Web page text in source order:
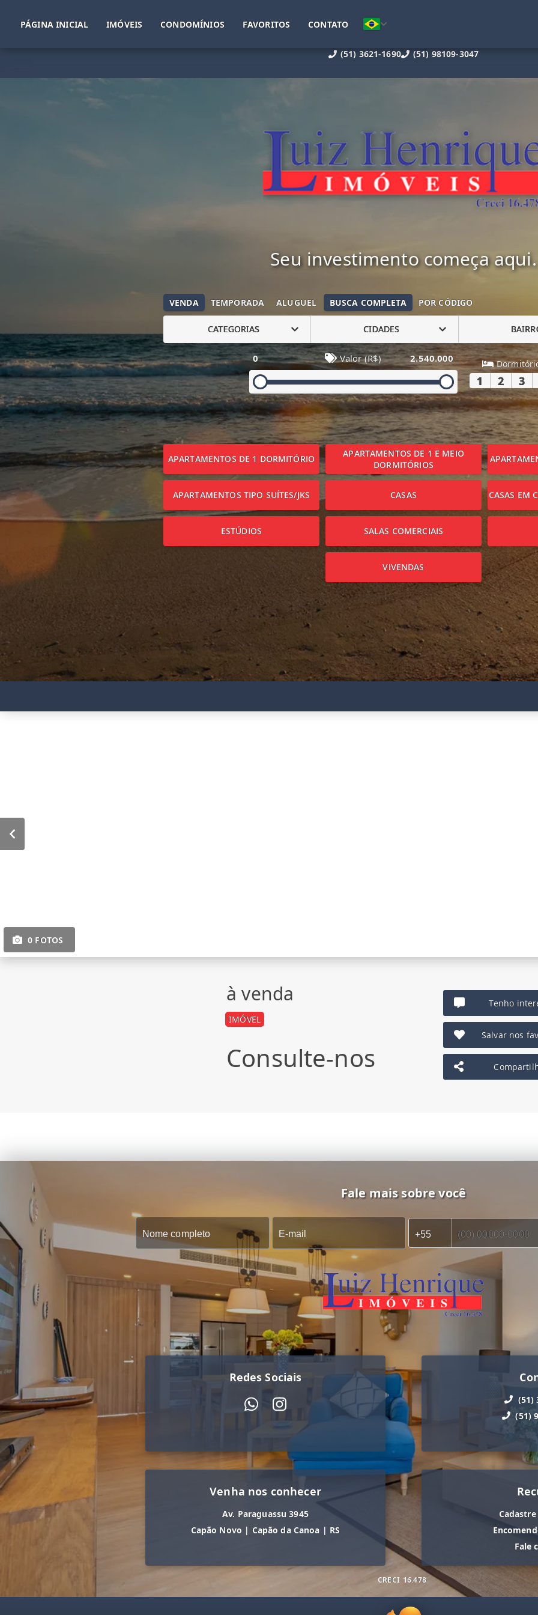
(51) 3621-1690 (51) 98109-3047
PÁGINA INICIAL IMÓVEIS CONDOMÍNIOS FAVORITOS CONTATO
Seu investimento começa aqui.
VENDA TEMPORADA ALUGUEL BUSCA COMPLETA POR CÓDIGO
CATEGORIAS CIDADES
0 Valor (R$) 2.540.000
1 2 3
APARTAMENTOS DE 1 DORMITÓRIO
APARTAMENTOS DE 1 E MEIO
DORMITÓRIOS
APARTAMENTOS TIPO SUÍTES/JKS CASAS CASAS EM
ESTÚDIOS SALAS COMERCIAIS
VIVENDAS
0 FOTOS
à venda
IMÓVEL
Consulte-nos
Tenho
Salvar nos
Fale mais sobre você
Redes Sociais
(51)
(51)
Venha nos conhecer
Av. Paraguassu 3945
Capão Novo | Capão da Canoa | RS
Fale
CRECI 16.478